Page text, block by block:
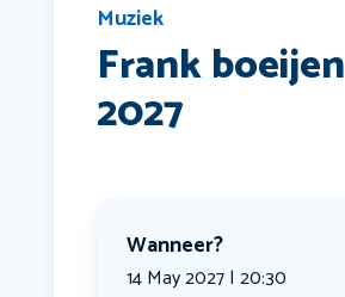
Muziek
Frank boeijen
2027
Wanneer?
14 May 2027 | 20:30